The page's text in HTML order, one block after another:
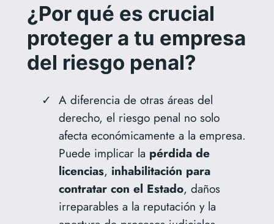
¿Por qué es crucial
proteger a tu empresa
del riesgo penal?
A diferencia de otras áreas del
derecho, el riesgo penal no solo
afecta económicamente a la empresa.
Puede implicar la pérdida de
licencias, inhabilitación para
contratar con el Estado, daños
irreparables a la reputación y la